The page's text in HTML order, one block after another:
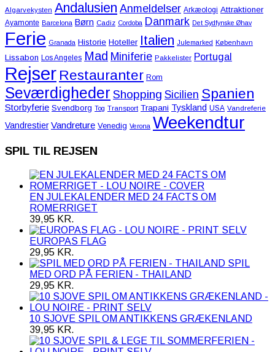
Algarvekysten Andalusien Anmeldelser Arkæologi Attraktioner
Ayamonte Barcelona Børn Cadiz Cordoba Danmark Det Sydfynske Øhav
Ferie Granada Historie Hoteller Italien Julemarked København
Lissabon Los Angeles Mad Miniferie Pakkelister Portugal
Rejser Restauranter Rom
Seværdigheder Shopping Sicilien Spanien
Storbyferie Svendborg Tog Transport Trapani Tyskland USA Vandreferie
Vandrestier Vandreture Venedig Verona Weekendtur
SPIL TIL REJSEN
EN JULEKALENDER MED 24 FACTS OM
ROMERRIGET
39,95 KR.
EUROPAS FLAG
29,95 KR.
SPIL
MED ORD PÅ FERIEN - THAILAND
29,95 KR.
10 SJOVE SPIL OM ANTIKKENS GRÆKENLAND
39,95 KR.